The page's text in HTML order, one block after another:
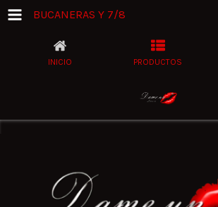
BUCANERAS Y 7/8
INICIO PRODUCTOS